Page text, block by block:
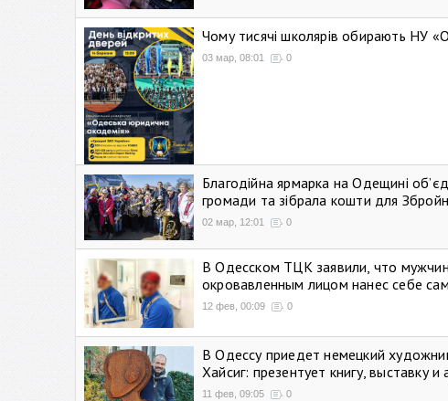
Чому тисячі школярів обирають НУ
03 мар, 08:01 0
Благодійна ярмарка на Одещині
громади та зібрала кошти для
02 мар, 12:01 0
В Одесском ТЦК заявили, что
окровавленным лицом нанес себе
12 фев, 00:09 0
В Одессу приедет немецкий
Хайсиг: презентует книгу, выставку
11 фев, 09:05 0